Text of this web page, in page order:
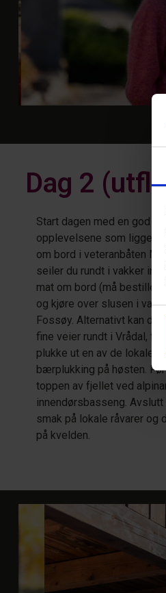
Dag 2
Start dagen med en god
opplevelsene som ligger
om bord i veteranbåten
seiler du rundt i vakker
mat om bord (må bestilles
og kjøre over slusen i
Fossøy. Alternativt kan
fine veier rundt i Vrådal,
plukke ut en av de lokale
bærplukking på høsten.
toppen av fjellet ved
innendørsbasseng.
smak på lokale råvarer og
på kvelden.